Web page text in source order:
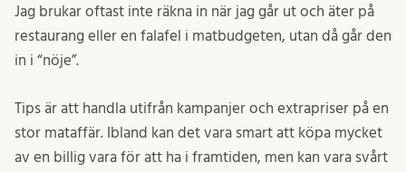
Jag brukar oftast inte räkna in när jag går ut och äter på
restaurang eller en falafel i matbudgeten, utan då går den
in i “nöje”.
Tips är att handla utifrån kampanjer och extrapriser på en
stor mataffär. Ibland kan det vara smart att köpa mycket
av en billig vara för att ha i framtiden, men kan vara svårt